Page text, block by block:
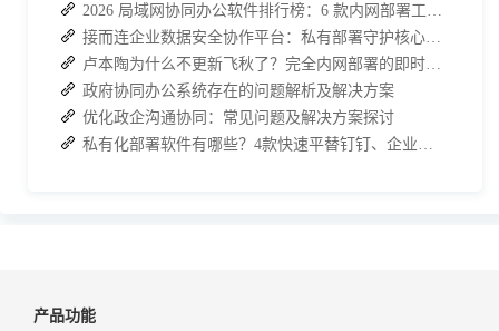
2026 局域网协同办公软件排行榜：6 款内网部署工具，高效安全兼顾
接而连企业数据安全协作平台：私有部署守护核心信息合规
卢本陶为什么不更新飞秋了？完全内网部署的即时通讯软件推荐
政府协同办公系统存在的问题解析及解决方案
优化政企沟通协同：常见问题及解决方案探讨
私有化部署软件有哪些？4款快速平替钉钉、企业微信的国产协同办公软件介绍
产品功能